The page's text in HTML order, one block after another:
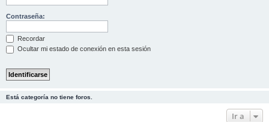
Contraseña:
Recordar
Ocultar mi estado de conexión en esta sesión
Está categoría no tiene foros.
Ir a